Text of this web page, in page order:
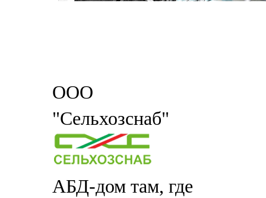
ООО
"Сельхозснаб"
АБД-дом там, где